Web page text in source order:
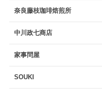
奈良藤枝珈琲焙煎所
中川政七商店
家事問屋
SOUKI